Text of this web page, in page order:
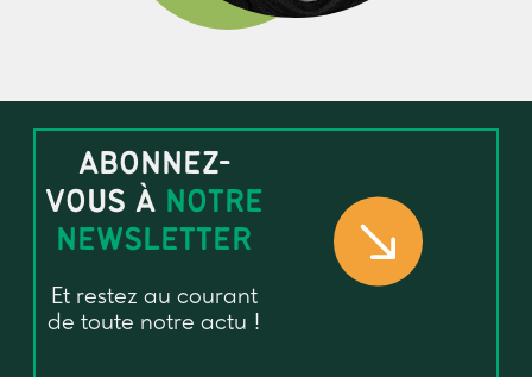
ABONNEZ-
VOUS À NOTRE
NEWSLETTER
Et restez au courant
de toute notre actu !